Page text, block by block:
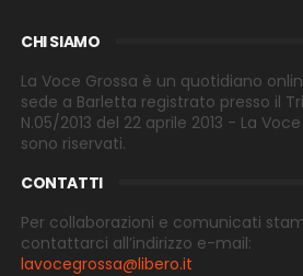
CHI SIAMO
La Voce Grossa è un quotidiano
sede a Barletta registrato presso il
N.05/2013 del 22 aprile 2013 - La
sono riservati.
CONTATTI
Per collaborazioni e comunicati
contattarci all’indirizzo e-mail:
lavocegrossa@libero.it